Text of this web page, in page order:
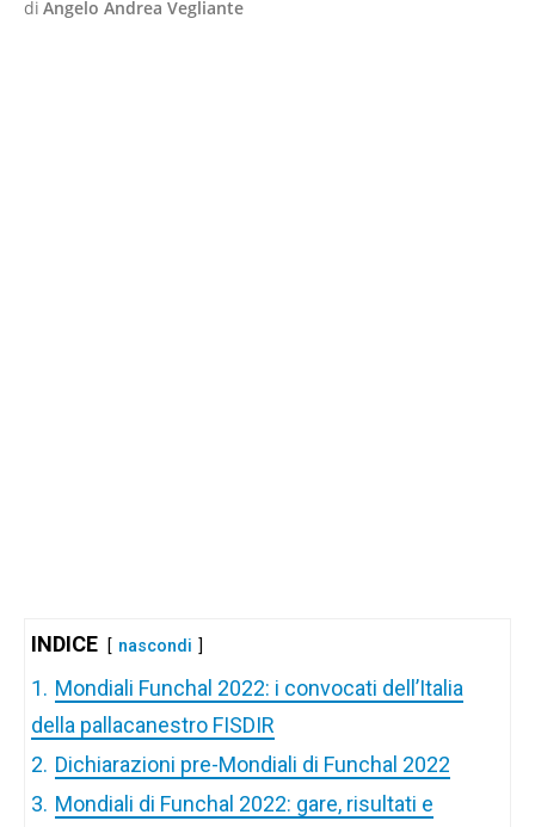
di Angelo Andrea Vegliante
INDICE nascondi
1. Mondiali Funchal 2022: i convocati dell’Italia
della pallacanestro FISDIR
2. Dichiarazioni pre-Mondiali di Funchal 2022
3. Mondiali di Funchal 2022: gare, risultati e